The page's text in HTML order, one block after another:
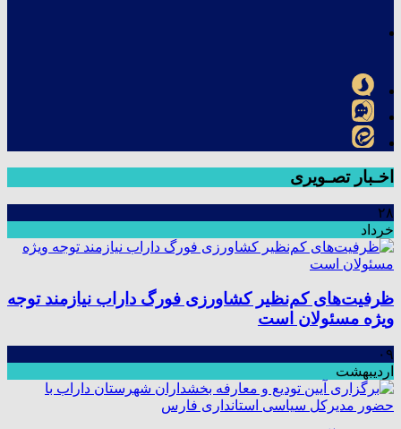
اخـبار تصـویری
۲۸
خرداد
ظرفیت‌های کم‌نظیر کشاورزی فورگ داراب نیازمند توجه
ویژه مسئولان است
۰۹
اردیبهشت